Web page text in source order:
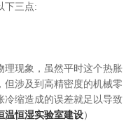
下三点:
现象，虽然平时这个热胀
但涉及到高精密度的机械零
冷缩造成的误差就足以导致
温恒湿实验室建设）